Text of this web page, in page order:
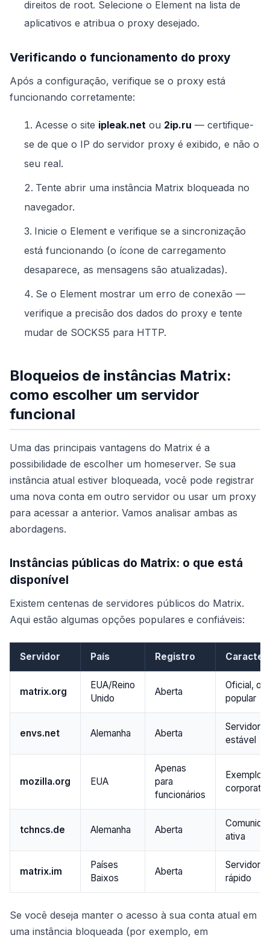
direitos de root. Selecione o Element na lista de
aplicativos e atribua o proxy desejado.
Verificando o funcionamento do proxy
Após a configuração, verifique se o proxy está
funcionando corretamente:
Acesse o site ipleak.net ou 2ip.ru — certifique-
se de que o IP do servidor proxy é exibido, e não o
seu real.
Tente abrir uma instância Matrix bloqueada no
navegador.
Inicie o Element e verifique se a sincronização
está funcionando (o ícone de carregamento
desaparece, as mensagens são atualizadas).
Se o Element mostrar um erro de conexão —
verifique a precisão dos dados do proxy e tente
mudar de SOCKS5 para HTTP.
Bloqueios de instâncias Matrix:
como escolher um servidor
funcional
Uma das principais vantagens do Matrix é a
possibilidade de escolher um homeserver. Se sua
instância atual estiver bloqueada, você pode registrar
uma nova conta em outro servidor ou usar um proxy
para acessar a anterior. Vamos analisar ambas as
abordagens.
Instâncias públicas do Matrix: o que está
disponível
Existem centenas de servidores públicos do Matrix.
Aqui estão algumas opções populares e confiáveis:
Servidor País Registro
matrix.org
EUA/Reino
Unido
Aberta
Oficial, o
popular
envs.net Alemanha Aberta
Servidor
estável
mozilla.org EUA
Apenas
para
funcionários
Exemplo
tchncs.de Alemanha Aberta
ativa
matrix.im
Países
Baixos
Aberta
Servidor
rápido
Se você deseja manter o acesso à sua conta atual em
uma instância bloqueada (por exemplo, em